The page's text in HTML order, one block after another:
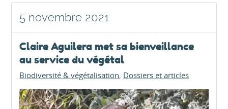
5 novembre 2021
Claire Aguilera met sa bienveillance
au service du végétal
Biodiversité & végétalisation Dossiers et articles